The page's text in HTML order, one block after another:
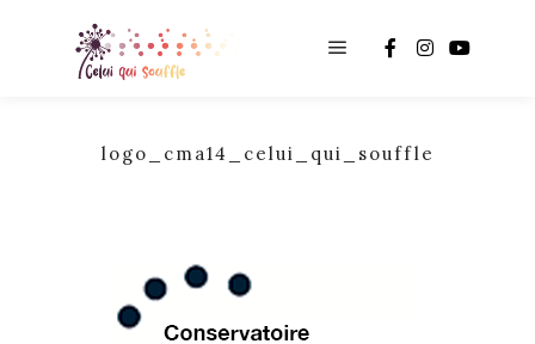
logo_cma14_celui_qui_souffle